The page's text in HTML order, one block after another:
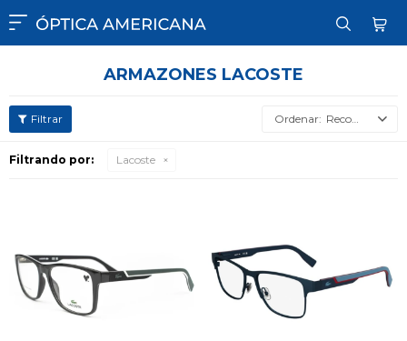

ARMAZONES LACOSTE
Recomendados
Filtrando por: Lacoste